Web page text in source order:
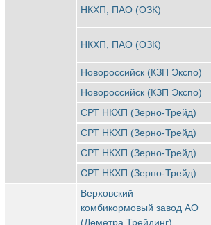
НКХП, ПАО (ОЗК)
НКХП, ПАО (ОЗК)
Новороссийск (КЗП Экспо)
Новороссийск (КЗП Экспо)
СРТ НКХП (Зерно-Трейд)
СРТ НКХП (Зерно-Трейд)
СРТ НКХП (Зерно-Трейд)
СРТ НКХП (Зерно-Трейд)
Верховский
комбикормовый завод АО
(Деметра Трейдинг)